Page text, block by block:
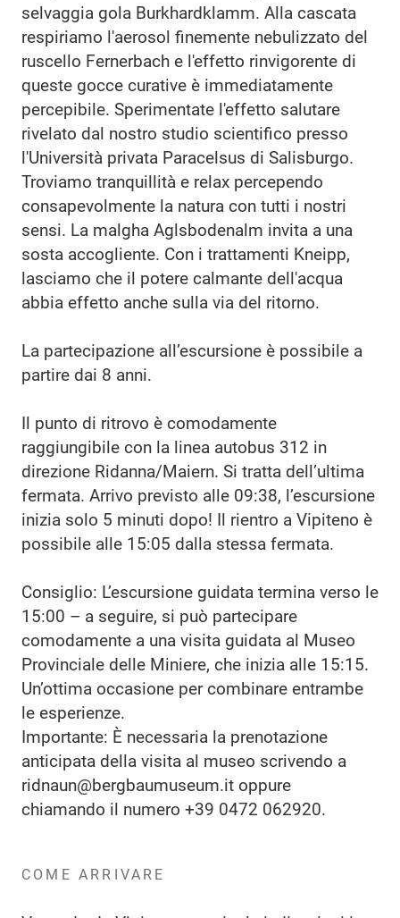
selvaggia gola Burkhardklamm. Alla cascata
respiriamo l'aerosol finemente nebulizzato del
ruscello Fernerbach e l'effetto rinvigorente di
queste gocce curative è immediatamente
percepibile. Sperimentate l'effetto salutare
rivelato dal nostro studio scientifico presso
l'Università privata Paracelsus di Salisburgo.
Troviamo tranquillità e relax percependo
consapevolmente la natura con tutti i nostri
sensi. La malgha Aglsbodenalm invita a una
sosta accogliente. Con i trattamenti Kneipp,
lasciamo che il potere calmante dell'acqua
abbia effetto anche sulla via del ritorno.
La partecipazione all’escursione è possibile a
partire dai 8 anni.
Il punto di ritrovo è comodamente
raggiungibile con la linea autobus 312 in
direzione Ridanna/Maiern. Si tratta dell’ultima
fermata. Arrivo previsto alle 09:38, l’escursione
inizia solo 5 minuti dopo! Il rientro a Vipiteno è
possibile alle 15:05 dalla stessa fermata.
Consiglio: L’escursione guidata termina verso le
15:00 – a seguire, si può partecipare
comodamente a una visita guidata al Museo
Provinciale delle Miniere, che inizia alle 15:15.
Un’ottima occasione per combinare entrambe
le esperienze.
Importante: È necessaria la prenotazione
anticipata della visita al museo scrivendo a
ridnaun@bergbaumuseum.it oppure
chiamando il numero +39 0472 062920.
COME ARRIVARE